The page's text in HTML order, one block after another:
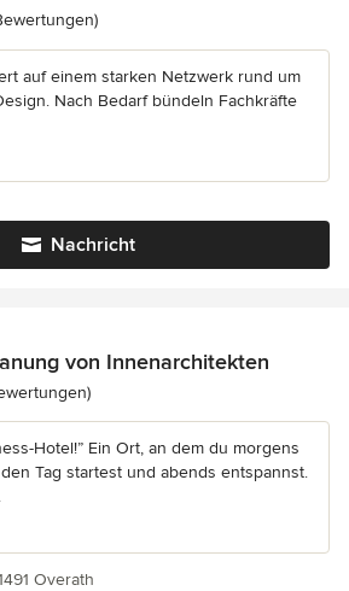
4.9 von 5 Sternen
auf einem starken Netzwerk rund um
Nach Bedarf bündeln Fachkräfte
Nachricht
von Innenarchitekten
5 von 5 Sternen
Hotel!” Ein Ort, an dem du morgens
Tag startest und abends entspannst.
Overath